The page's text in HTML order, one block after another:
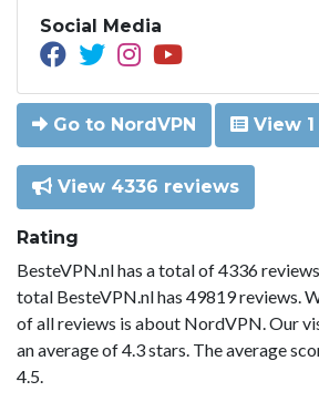
Social Media
Go to NordVPN View
View 4336 reviews
Rating
BesteVPN.nl has a total of 4336
total BesteVPN.nl has 49819 reviews.
of all reviews is about NordVPN. Our
an average of 4.3 stars. The average
4.5.